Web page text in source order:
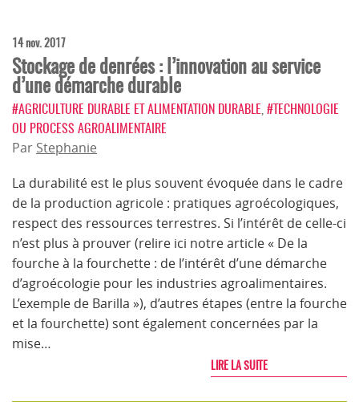
14 nov. 2017
Stockage de denrées : l’innovation au service
d’une démarche durable
#AGRICULTURE DURABLE ET ALIMENTATION DURABLE #TECHNOLOGIE
OU PROCESS AGROALIMENTAIRE
Par Stephanie
La durabilité est le plus souvent évoquée dans le cadre
de la production agricole : pratiques agroécologiques,
respect des ressources terrestres. Si l’intérêt de celle-ci
n’est plus à prouver (relire ici notre article « De la
fourche à la fourchette : de l’intérêt d’une démarche
d’agroécologie pour les industries agroalimentaires.
L’exemple de Barilla »), d’autres étapes (entre la fourche
et la fourchette) sont également concernées par la
mise…
LIRE LA SUITE